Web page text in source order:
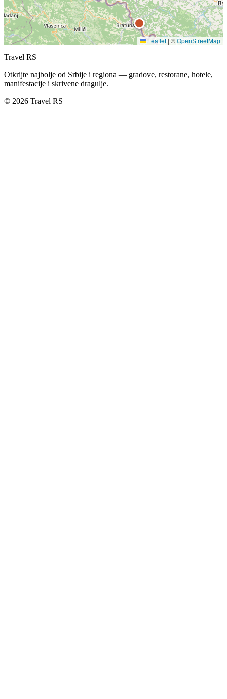
Leaflet | ©OpenStreetMap
Travel RS
Otkrijte najbolje od Srbije i regiona — gradove, restorane, hotele,
manifestacije i skrivene dragulje.
© 2026 Travel RS